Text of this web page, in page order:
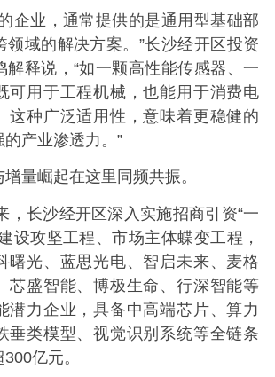
业，通常提供的是通用型基础部
领域的解决方案。”长沙经开区投资
解释说，“如一颗高性能传感器、一
可用于工程机械，也能用于消费电
这种广泛适用性，意味着更稳健的
产业渗透力。”
崛起在这里同频共振。
长沙经开区深入实施招商引资“一
设攻坚工程、市场主体蝶变工程，
曙光、蓝思光电、智启未来、麦格
芯盛智能、博极生命、行深智能等
潜力企业，具备中高端芯片、算力
垂类模型、视觉识别系统等全链条
亿元。